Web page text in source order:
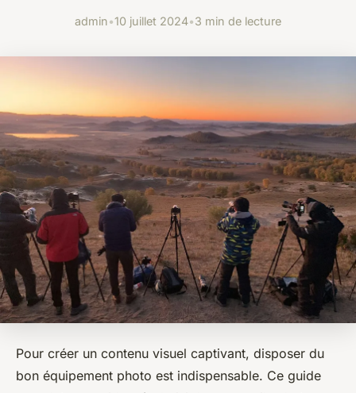
admin•10 juillet 2024•3 min de lecture
Pour créer un contenu visuel captivant, disposer du
bon équipement photo est indispensable. Ce guide